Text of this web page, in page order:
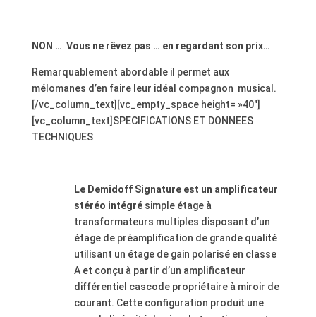
NON … Vous ne rêvez pas … en regardant son prix…
Remarquablement abordable il permet aux
mélomanes d’en faire leur idéal compagnon musical.
[/vc_column_text][vc_empty_space height= »40″]
[vc_column_text]SPECIFICATIONS ET DONNEES
TECHNIQUES
Le Demidoff Signature est un amplificateur
stéréo intégrésimple étage à
transformateurs multiples disposant d’un
étage de préamplification de grande qualité
utilisant un étage de gain polarisé en classe
A et conçu à partir d’un amplificateur
différentiel cascode propriétaire à miroir de
courant. Cette configuration produit une